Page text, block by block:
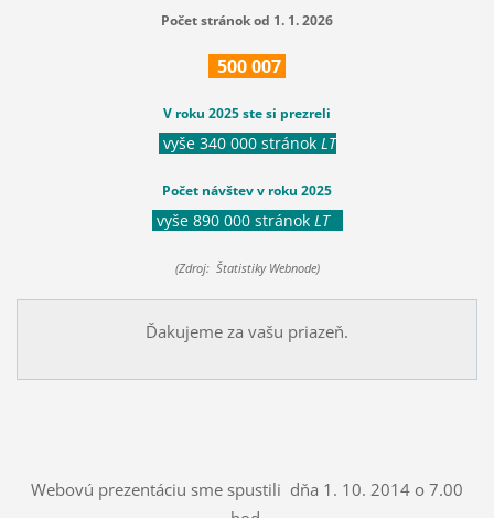
Počet stránok od 1. 1. 2026
500007
V roku 2025 ste si prezreli
vyše 340 000 stránok LT
Počet návštev v roku 2025
vyše 890 000 stránok LT
(Zdroj: Štatistiky Webnode)
Ďakujeme za vašu priazeň.
Webovú prezentáciu sme spustili dňa 1. 10. 2014 o 7.00